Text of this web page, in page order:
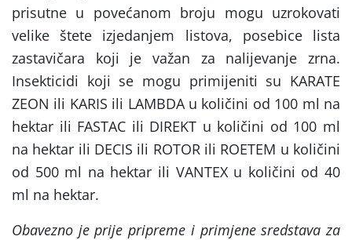
prisutne u povećanom broju mogu uzrokovati
velike štete izjedanjem listova, posebice lista
zastavičara koji je važan za nalijevanje zrna.
Insekticidi koji se mogu primijeniti su KARATE
ZEON ili KARIS ili LAMBDA u količini od 100 ml na
hektar ili FASTAC ili DIREKT u količini od 100 ml
na hektar ili DECIS ili ROTOR ili ROETEM u količini
od 500 ml na hektar ili VANTEX u količini od 40
ml na hektar.
Obavezno je prije pripreme i primjene sredstava za